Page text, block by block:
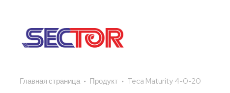
Главная страница Продукт Teca Maturity 4-0-20